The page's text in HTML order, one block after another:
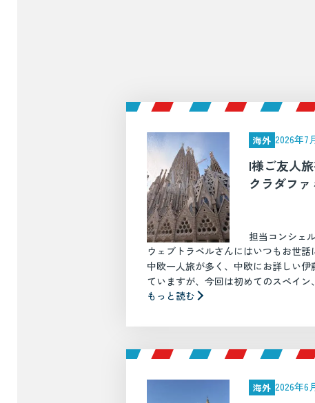
海外 2026年7
I様ご友人
クラダフ
担当コンシェ
ウェブトラベルさんにはいつもお世
中欧一人旅が多く、中欧にお詳しい
ていますが、今回は初めてのスペイン
もっと読む
海外 2026年6